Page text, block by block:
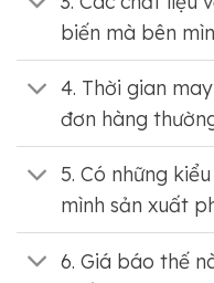
biến mà bên
4. Thời gian
đơn hàng
5. Có những
mình sản xuất
6. Giá báo thế